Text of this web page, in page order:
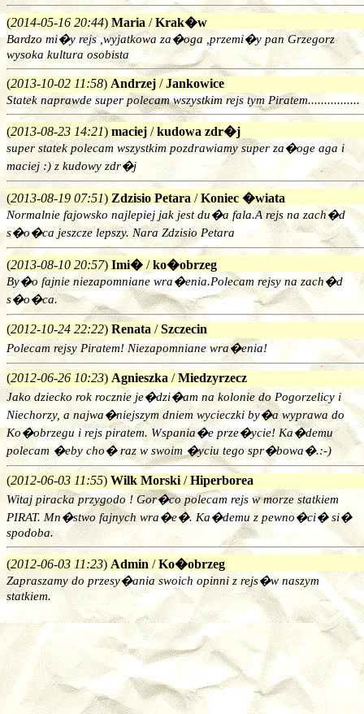
(2014-05-16 20:44) Maria /Krak�w
Bardzo mi�y rejs ,wyjatkowa za�oga ,przemi�y pan Grzegorz
wysoka kultura osobista
(2013-10-02 11:58) Andrzej /Jankowice
Statek naprawde super polecam wszystkim rejs tym Piratem................
(2013-08-23 14:21) maciej /kudowa zdr�j
super statek polecam wszystkim pozdrawiamy super za�oge aga i
maciej :) z kudowy zdr�j
(2013-08-19 07:51) Zdzisio Petara /Koniec �wiata
Normalnie fajowsko najlepiej jak jest du�a fala.A rejs na zach�d
s�o�ca jeszcze lepszy. Nara Zdzisio Petara
(2013-08-10 20:57) Imi� /ko�obrzeg
By�o fajnie niezapomniane wra�enia.Polecam rejsy na zach�d
s�o�ca.
(2012-10-24 22:22) Renata /Szczecin
Polecam rejsy Piratem! Niezapomniane wra�enia!
(2012-06-26 10:23) Agnieszka /Miedzyrzecz
Jako dziecko rok rocznie je�dzi�am na kolonie do Pogorzelicy i
Niechorzy, a najwa�niejszym dniem wycieczki by�a wyprawa do
Ko�obrzegu i rejs piratem. Wspania�e prze�ycie! Ka�demu
polecam �eby cho� raz w swoim �yciu tego spr�bowa�.:-)
(2012-06-03 11:55) Wilk Morski /Hiperborea
Witaj piracka przygodo ! Gor�co polecam rejs w morze statkiem
PIRAT. Mn�stwo fajnych wra�e�. Ka�demu z pewno�ci� si�
spodoba.
(2012-06-03 11:23) Admin /Ko�obrzeg
Zapraszamy do przesy�ania swoich opinni z rejs�w naszym
statkiem.